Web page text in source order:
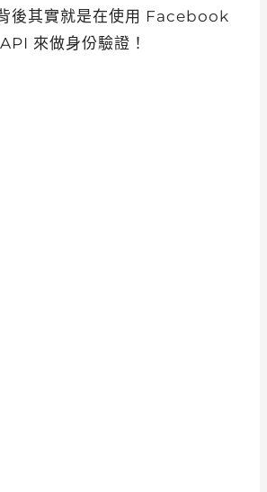
後其實就是在使用 Facebook
來做身份驗證！